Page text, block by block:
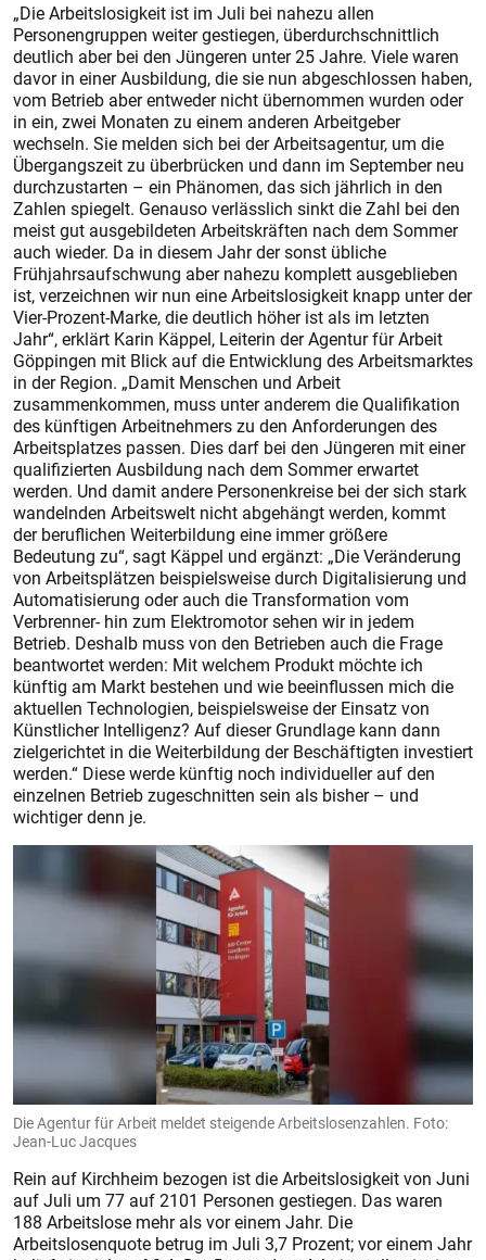
„Die Arbeitslosigkeit ist im Juli bei nahezu allen
Personengruppen weiter gestiegen, überdurchschnittlich
deutlich aber bei den Jüngeren unter 25 Jahre. Viele waren
davor in einer Ausbildung, die sie nun abgeschlossen haben,
vom Betrieb aber entweder nicht übernommen wurden oder
in ein, zwei Monaten zu einem anderen Arbeitgeber
wechseln. Sie melden sich bei der Arbeitsagentur, um die
Übergangszeit zu überbrücken und dann im September neu
durchzustarten – ein Phänomen, das sich jährlich in den
Zahlen spiegelt. Genauso verlässlich sinkt die Zahl bei den
meist gut ausgebildeten Arbeitskräften nach dem Sommer
auch wieder. Da in diesem Jahr der sonst übliche
Frühjahrsaufschwung aber nahezu komplett ausgeblieben
ist, verzeichnen wir nun eine Arbeitslosigkeit knapp unter der
Vier-Prozent-Marke, die deutlich höher ist als im letzten
Jahr“, erklärt Karin Käppel, Leiterin der Agentur für Arbeit
Göppingen mit Blick auf die Entwicklung des Arbeitsmarktes
in der Region. „Damit Menschen und Arbeit
zusammenkommen, muss unter anderem die Qualifikation
des künftigen Arbeitnehmers zu den Anforderungen des
Arbeitsplatzes passen. Dies darf bei den Jüngeren mit einer
qualifizierten Ausbildung nach dem Sommer erwartet
werden. Und damit andere Personenkreise bei der sich stark
wandelnden Arbeitswelt nicht abgehängt werden, kommt
der beruflichen Weiterbildung eine immer größere
Bedeutung zu“, sagt Käppel und ergänzt: „Die Veränderung
von Arbeitsplätzen beispielsweise durch Digitalisierung und
Automatisierung oder auch die Transformation vom
Verbrenner- hin zum Elektromotor sehen wir in jedem
Betrieb. Deshalb muss von den Betrieben auch die Frage
beantwortet werden: Mit welchem Produkt möchte ich
künftig am Markt bestehen und wie beeinflussen mich die
aktuellen Technologien, beispielsweise der Einsatz von
Künstlicher Intelligenz? Auf dieser Grundlage kann dann
zielgerichtet in die Weiterbildung der Beschäftigten investiert
werden.“ Diese werde künftig noch individueller auf den
einzelnen Betrieb zugeschnitten sein als bisher – und
wichtiger denn je.
Die Agentur für Arbeit meldet steigende Arbeitslosenzahlen. Foto:
Jean-Luc Jacques
Rein auf Kirchheim bezogen ist die Arbeitslosigkeit von Juni
auf Juli um 77 auf 2101 Personen gestiegen. Das waren
188 Arbeitslose mehr als vor einem Jahr. Die
Arbeitslosenquote betrug im Juli 3,7 Prozent; vor einem Jahr